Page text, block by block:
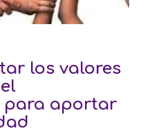
los valores
para aportar